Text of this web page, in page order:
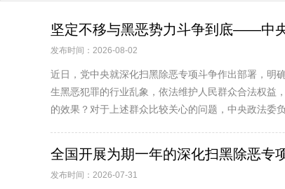
坚定不移与黑恶势力斗争到底——中
发布时间：2026-08-02
近日，党中央就深化扫黑除恶专项斗争作出部署，明
生黑恶犯罪的行业乱象，依法维护人民群众合法权益
的效果？对于上述群众比较关心的问题，中央政法委负
全国开展为期一年的深化扫黑除恶专
发布时间：2026-07-31